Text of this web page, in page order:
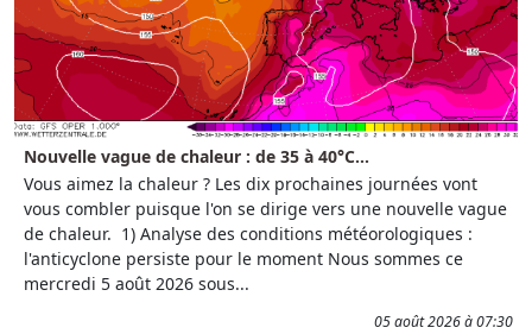
Nouvelle vague de chaleur : de 35 à 40°C...
Vous aimez la chaleur ? Les dix prochaines journées vont
vous combler puisque l'on se dirige vers une nouvelle vague
de chaleur. 1) Analyse des conditions météorologiques :
l'anticyclone persiste pour le moment Nous sommes ce
mercredi 5 août 2026 sous...
05 août 2026 à 07:30